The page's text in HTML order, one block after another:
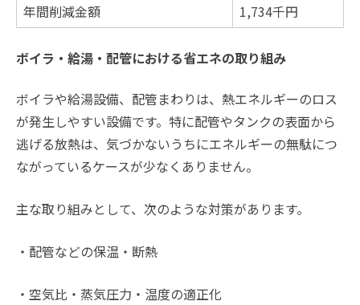
年間削減金額
1,734千円
ボイラ・給湯・配管における省エネの取り組み
ボイラや給湯設備、配管まわりは、熱エネルギーのロス
が発生しやすい設備です。特に配管やタンクの表面から
逃げる放熱は、気づかないうちにエネルギーの無駄につ
ながっているケースが少なくありません。
主な取り組みとして、次のような対策があります。
・配管などの保温・断熱
・空気比・蒸気圧力・温度の適正化